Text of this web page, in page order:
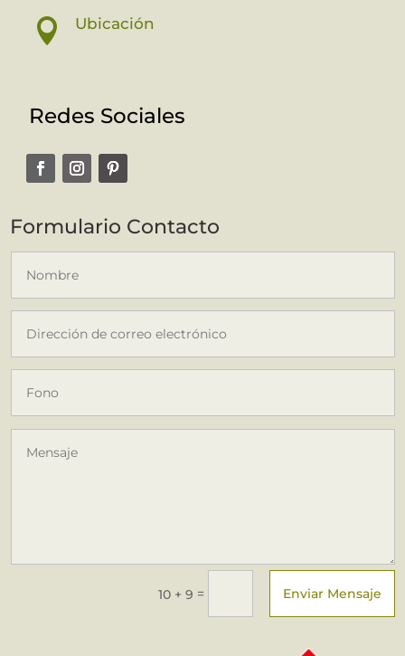
 Ubicación
Redes Sociales
Formulario Contacto
10 + 9 = Enviar Mensaje